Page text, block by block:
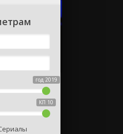
год 2019
КП 10